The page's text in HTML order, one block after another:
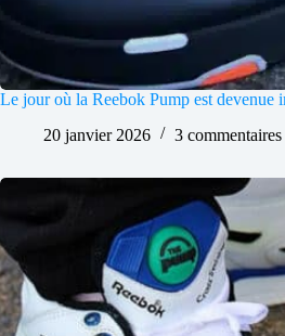
Le jour où la Reebok Pump est devenue
20 janvier 2026
3 commentaires